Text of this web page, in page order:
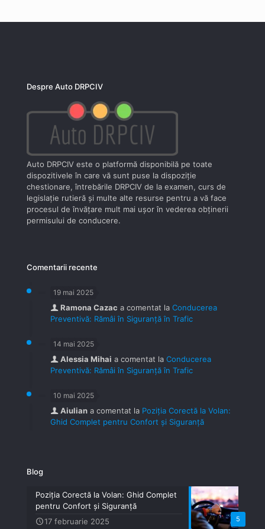
Despre Auto DRPCIV
Auto DRPCIV este o platformă disponibilă pe toate
dispozitivele în care vă sunt puse la dispoziţie
chestionare, întrebările DRPCIV de la examen, curs de
legislaţie rutieră şi multe alte resurse pentru a vă face
procesul de învăţare mult mai uşor în vederea obţinerii
permisului de conducere.
Comentarii recente
19 mai 2025
Ramona Cazac a comentat la Conducerea
Preventivă: Rămâi în Siguranță în Trafic
14 mai 2025
Alessia Mihai a comentat la Conducerea
Preventivă: Rămâi în Siguranță în Trafic
10 mai 2025
Aiulian a comentat la Poziția Corectă la Volan:
Ghid Complet pentru Confort și Siguranță
Blog
5
Poziția Corectă la Volan: Ghid Complet
pentru Confort și Siguranță
17 februarie 2025